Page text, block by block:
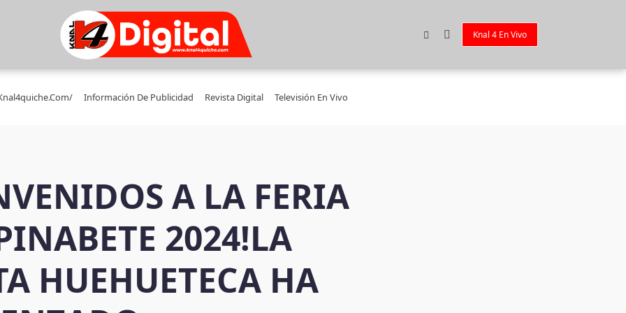
Knal 4 En Vivo
Información De Publicidad Revista Digital Televisión En Vivo
A LA FERIA
2024!LA
HUEHUETECA HA